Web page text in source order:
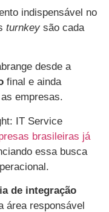
indispensável no
turnkey são cada
desde a
final e ainda
empresas.
IT Service
brasileiras já
essa busca
de integração
área responsável